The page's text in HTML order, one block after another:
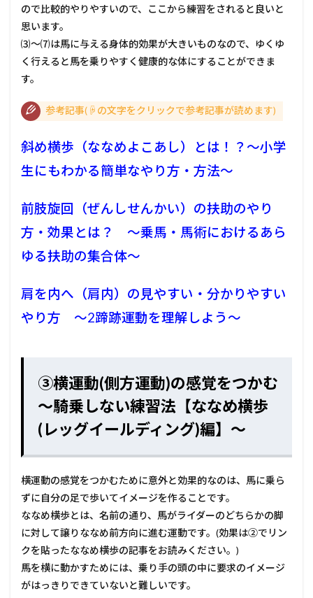
ので比較的やりやすいので、ここから練習をされると良いと
思います。
⑶～⑺は馬に与える身体的効果が大きいものなので、ゆくゆ
く行えると馬を乗りやすく健康的な体にすることができま
す。
参考記事(☟の文字をクリックで参考記事が読めます)
斜め横歩（ななめよこあし）とは！？～小学
生にもわかる簡単なやり方・方法～
前肢旋回（ぜんしせんかい）の扶助のやり
方・効果とは？ ～乗馬・馬術におけるあら
ゆる扶助の集合体～
肩を内へ（肩内）の見やすい・分かりやすい
やり方 ～2蹄跡運動を理解しよう～
③横運動(側方運動)の感覚をつかむ
～騎乗しない練習法【ななめ横歩
(レッグイールディング)編】～
横運動の感覚をつかむために意外と効果的なのは、馬に乗ら
ずに自分の足で歩いてイメージを作ることです。
ななめ横歩とは、名前の通り、馬がライダーのどちらかの脚
に対して譲りななめ前方向に進む運動です。(効果は②でリン
クを貼ったななめ横歩の記事をお読みください。)
馬を横に動かすためには、乗り手の頭の中に要求のイメージ
がはっきりできていないと難しいです。